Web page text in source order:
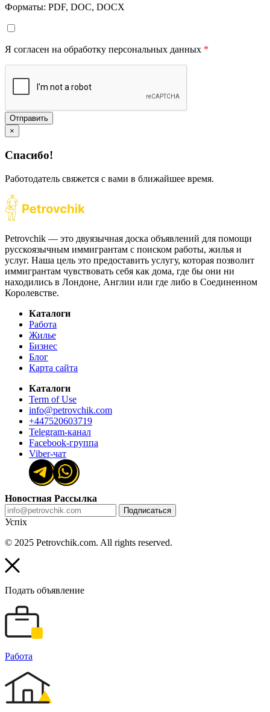
Форматы: PDF, DOC, DOCX
Я согласен на обработку персональных данных *
Отправить
×
Спасибо!
Работодатель свяжется с вами в ближайшее время.
Petrovchik — это двуязычная доска объявлений для помощи
русскоязычным иммигрантам с поиском работы, жилья и
услуг. Наша цель это предоставить услугу, которая позволит
иммигрантам чувствовать себя как дома, где бы они ни
находились в Лондоне, Англии или где либо в Соединенном
Королевстве.
Каталоги
Работа
Жилье
Бизнес
Блог
Карта сайта
Каталоги
Term of Use
info@petrovchik.com
+447520603719
Telegram-канал
Facebook-группа
Viber-чат
Новостная Рассылка
Подписаться
Успіх
© 2025 Petrovchik.com. All rights reserved.
Подать объявление
Работа